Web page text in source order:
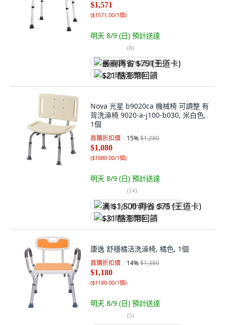
$1,571
($1571.00/1個)
明天 8/9 (日) 預計送達
(8)
最高再省 $79 (王道卡)
$21 酷澎幣回饋
Nova 光星 b9020ca 機械椅 可調整 有
背洗澡椅 9020-a-j100-b030, 米白色,
1個
首購折扣價 15%$1,280
$1,080
($1080.00/1個)
明天 8/9 (日) 預計送達
(14)
满 $1,500 再省 $75 (王道卡)
$31 酷澎幣回饋
康逸 舒穩橘活洗澡椅, 橘色, 1個
首購折扣價 14%$1,380
$1,180
($1180.00/1個)
明天 8/9 (日) 預計送達
(5)